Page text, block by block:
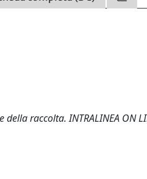
raccolta. INTRALINEA ON